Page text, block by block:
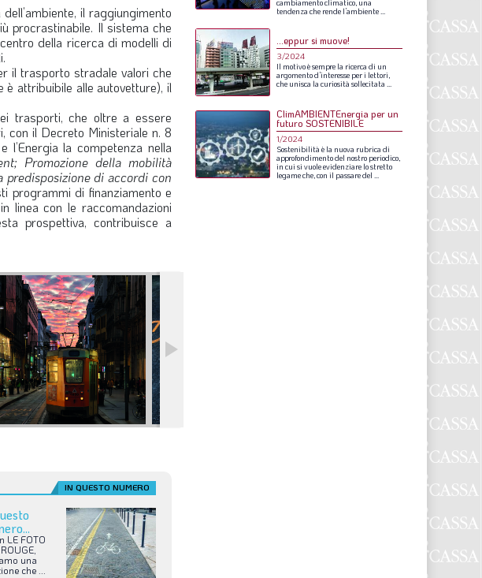
il raggiungimento
procrastinabile. Il sistema che
della ricerca di modelli di
il trasporto stradale valori che
attribuibile alle autovetture), il
trasporti, che oltre a essere
con il Decreto Ministeriale n. 8
la competenza nella
Promozione della mobilità
di accordi con
programmi di finanziamento e
linea con le raccomandazioni
prospettiva, contribuisce a
IN QUESTO NUMERO
LE FOTO
ROUGE,
una
che ...
cambiamentoclimatico, una
tendenza che rende l’ambiente
…eppur si muove!
3/2024
Il motivoèsempre la ricerca di un
argomentod’interesse peri lettori,
che unisca la curiosità sollecitata ...
ClimAMBIENTEnergia per un
futuro SOSTENIBILE
1/2024
Sostenibilità è la nuova rubrica di
approfondimentodel nostro periodico,
in cui si vuoleevidenziare lostretto
legameche, con il passaredel